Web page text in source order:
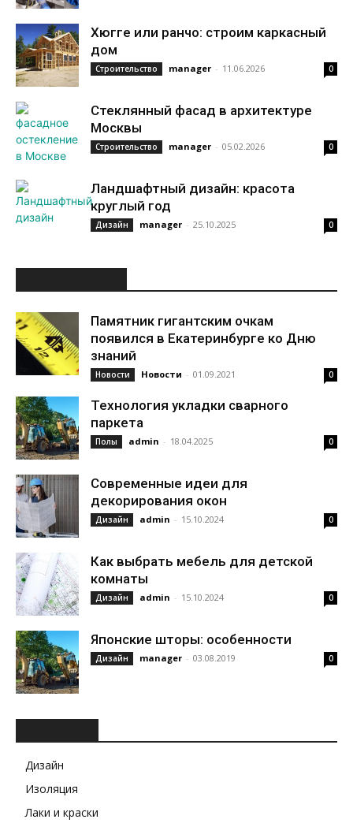
Хюгге или ранчо: строим каркасный
дом
Строительство manager - 11.06.2026 0
Стеклянный фасад в архитектуре
Москвы
Строительство manager - 05.02.2026 0
Ландшафтный дизайн: красота
круглый год
Дизайн manager - 25.10.2025 0
Памятник гигантским очкам
появился в Екатеринбурге ко Дню
знаний
Новости Новости - 01.09.2021 0
Технология укладки сварного
паркета
Полы admin - 18.04.2025 0
Современные идеи для
декорирования окон
Дизайн admin - 15.10.2024 0
Как выбрать мебель для детской
комнаты
Дизайн admin - 15.10.2024 0
Японские шторы: особенности
Дизайн manager - 03.08.2019 0
Дизайн
Изоляция
Лаки и краски